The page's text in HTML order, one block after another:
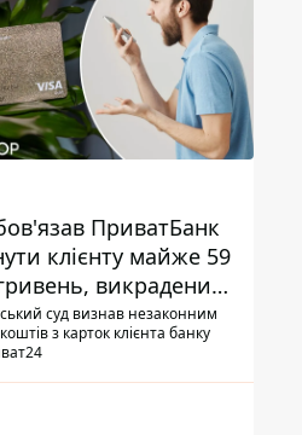
ПриватБанк
клієнту майже 59
викрадених
суд визнав незаконним
з карток клієнта банку